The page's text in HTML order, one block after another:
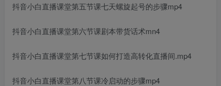
抖音小白直播课堂第五节课七天螺旋起号的步骤mp4
抖音小白直播课堂第六节课剧本带货话术mn4
抖音小白直播课堂第七节课如何打造高转化直播间.mp4
抖音小白直播课堂第八节课冷启动的步骤mp4